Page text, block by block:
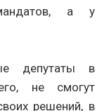
а у
депутаты в
не смогут
решений, в